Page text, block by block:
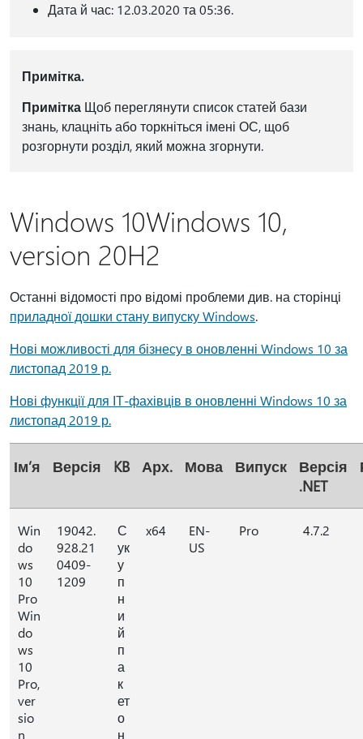
Дата й час: 12.03.2020 та 05:36.
Примітка.
ПриміткаЩоб переглянути список статей бази
знань, клацніть або торкніться імені ОС, щоб
розгорнути розділ, який можна згорнути.
Windows 10Windows 10,
version 20H2
Останні відомості про відомі проблеми див. на сторінці
приладної дошки стану випуску Windows.
Нові можливості для бізнесу в оновленні Windows 10 за
листопад 2019 р.
Нові функції для ІТ-фахівців в оновленні Windows 10 за
листопад 2019 р.
Ім’я Версія KB Арх. Мова Випуск
Версія
.NET
Win
do
ws
10
Pro
Win
do
ws
10
Pro,
ver
sio
n
19042.
928.21
0409-
1209
С
ук
у
п
н
и
й
п
а
к
ет
о
н
x64
EN-
US
Pro 4.7.2